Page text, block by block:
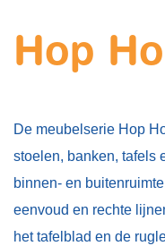
Hop
De meubelserie Hop
stoelen, banken, tafels
binnen- en
eenvoud en rechte
het tafelblad en de